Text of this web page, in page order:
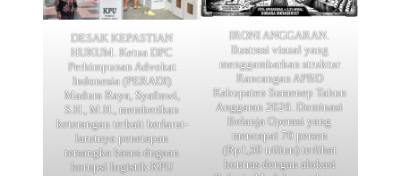
DESAK KEPASTIAN
HUKUM. Ketua DPC
Perhimpunan Advokat
Indonesia (PERADI)
Madura Raya, Syafrawi,
S.H., M.H., memberikan
keterangan terkait berlarut-
larutnya penetapan
tersangka kasus dugaan
korupsi logistik KPU
IRONI ANGGARAN.
Ilustrasi visual yang
menggambarkan struktur
Rancangan APBD
Kabupaten Sumenep Tahun
Anggaran 2026. Dominasi
Belanja Operasi yang
mencapai 70 persen
(Rp1,59 triliun) terlihat
kontras dengan alokasi